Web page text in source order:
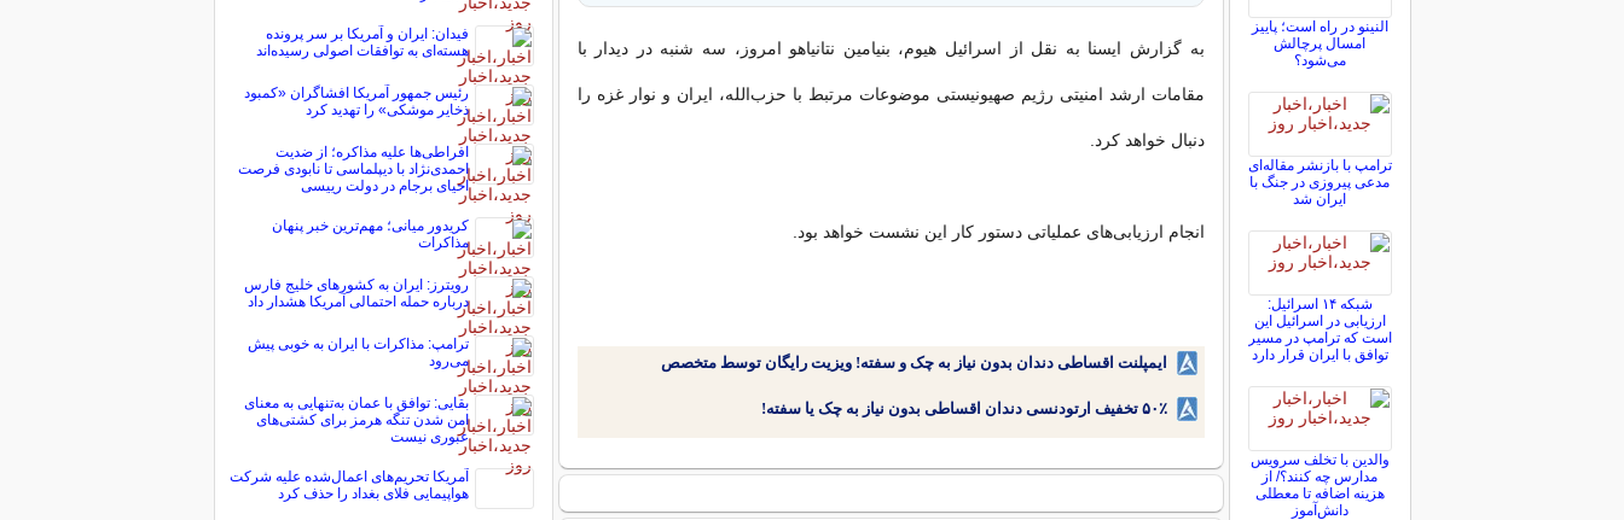
به گزارش ایسنا به نقل از اسرائیل هیوم، بنیامین نتانیاهو امروز، سه شنبه در دیدار با
مقامات ارشد امنیتی رژیم صهیونیستی موضوعات مرتبط با حزب‌الله، ایران و نوار غزه را
دنبال خواهد کرد.
انجام ارزیابی‌های عملیاتی دستور کار این نشست خواهد بود.
ایمپلنت اقساطی دندان بدون نیاز به چک و سفته! ویزیت رایگان توسط متخصص
۵۰٪ تخفیف ارتودنسی دندان اقساطی بدون نیاز به چک یا سفته!
النینو در راه است؛ پاییز
امسال پرچالش
می‌شود؟
ترامپ با بازنشر مقاله‌ای
مدعی پیروزی در جنگ با
ایران شد
شبکه ۱۴ اسرائیل:
ارزیابی در اسرائیل این
است که ترامپ در مسیر
توافق با ایران قرار دارد
والدین با تخلف سرویس
مدارس چه کنند؟/ از
هزینه اضافه تا معطلی
دانش‌آموز
فیدان: ایران و آمریکا بر سر پرونده
هسته‌ای به توافقات اصولی رسیده‌اند
رئیس جمهور آمریکا افشاگران «کمبود
ذخایر موشکی» را تهدید کرد
افراطی‌ها علیه مذاکره؛ از ضدیت
احمدی‌نژاد با دیپلماسی تا نابودی فرصت
احیای برجام در دولت رییسی
کریدور میانی؛ مهم‌ترین خبر پنهان
مذاکرات
رویترز: ایران به کشورهای خلیج فارس
درباره حمله احتمالی آمریکا هشدار داد
ترامپ: مذاکرات با ایران به خوبی پیش
می‌رود
بقایی: توافق با عمان به‌تنهایی به معنای
امن شدن تنگه هرمز برای کشتی‌های
عبوری نیست
آمریکا تحریم‌های اعمال‌شده علیه شرکت
هواپیمایی فلای بغداد را حذف کرد